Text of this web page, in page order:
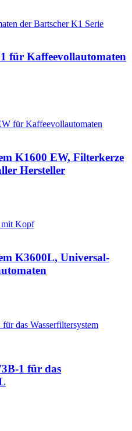
für Kaffeevollautomaten
K1600 EW, Filterkerze
Hersteller
K3600L, Universal-
1 für das